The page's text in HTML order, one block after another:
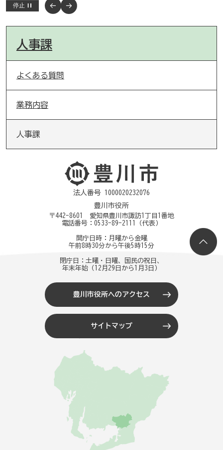
停止
人事課
よくある質問
業務内容
人事課
法人番号 1000020232076
豊川市役所
〒442-8601 愛知県豊川市諏訪1丁目1番地
電話番号： 0533-89-2111 （代表）
開庁日時：月曜から金曜
午前8時30分から午後5時15分
閉庁日：土曜・日曜、国民の祝日、
年末年始（12月29日から1月3日）
豊川市役所へのアクセス
サイトマップ